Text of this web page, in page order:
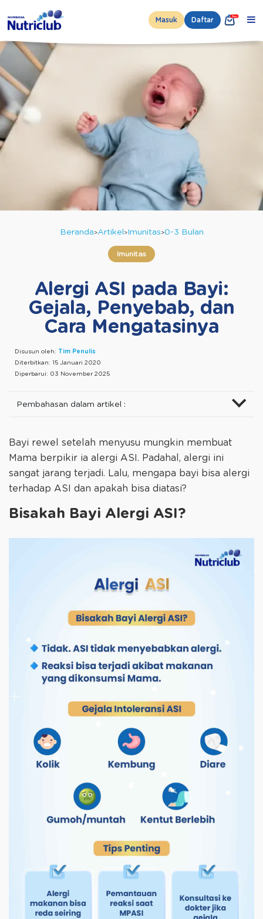
Masuk Daftar
Beranda Artikel Imunitas 0-3 Bulan
Imunitas
Alergi ASI pada Bayi:
Gejala, Penyebab, dan
Cara Mengatasinya
Disusun oleh: Tim Penulis
Diterbitkan: 15 Januari 2020
Diperbarui: 03 November 2025
Pembahasan dalam artikel :
Bayi rewel setelah menyusu mungkin membuat
Mama berpikir ia alergi ASI. Padahal, alergi ini
sangat jarang terjadi. Lalu, mengapa bayi bisa alergi
terhadap ASI dan apakah bisa diatasi?
Bisakah Bayi Alergi ASI?